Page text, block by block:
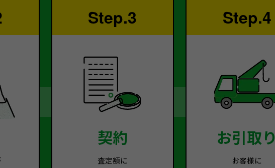
Step.3
契約
査定額に
Step.4
お引取り
お客様に